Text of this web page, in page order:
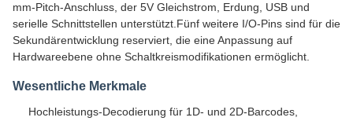
mm-Pitch-Anschluss, der 5V Gleichstrom, Erdung, USB und
serielle Schnittstellen unterstützt.Fünf weitere I/O-Pins sind für die
Sekundärentwicklung reserviert, die eine Anpassung auf
Hardwareebene ohne Schaltkreismodifikationen ermöglicht.
Wesentliche Merkmale
Hochleistungs-Decodierung für 1D- und 2D-Barcodes,